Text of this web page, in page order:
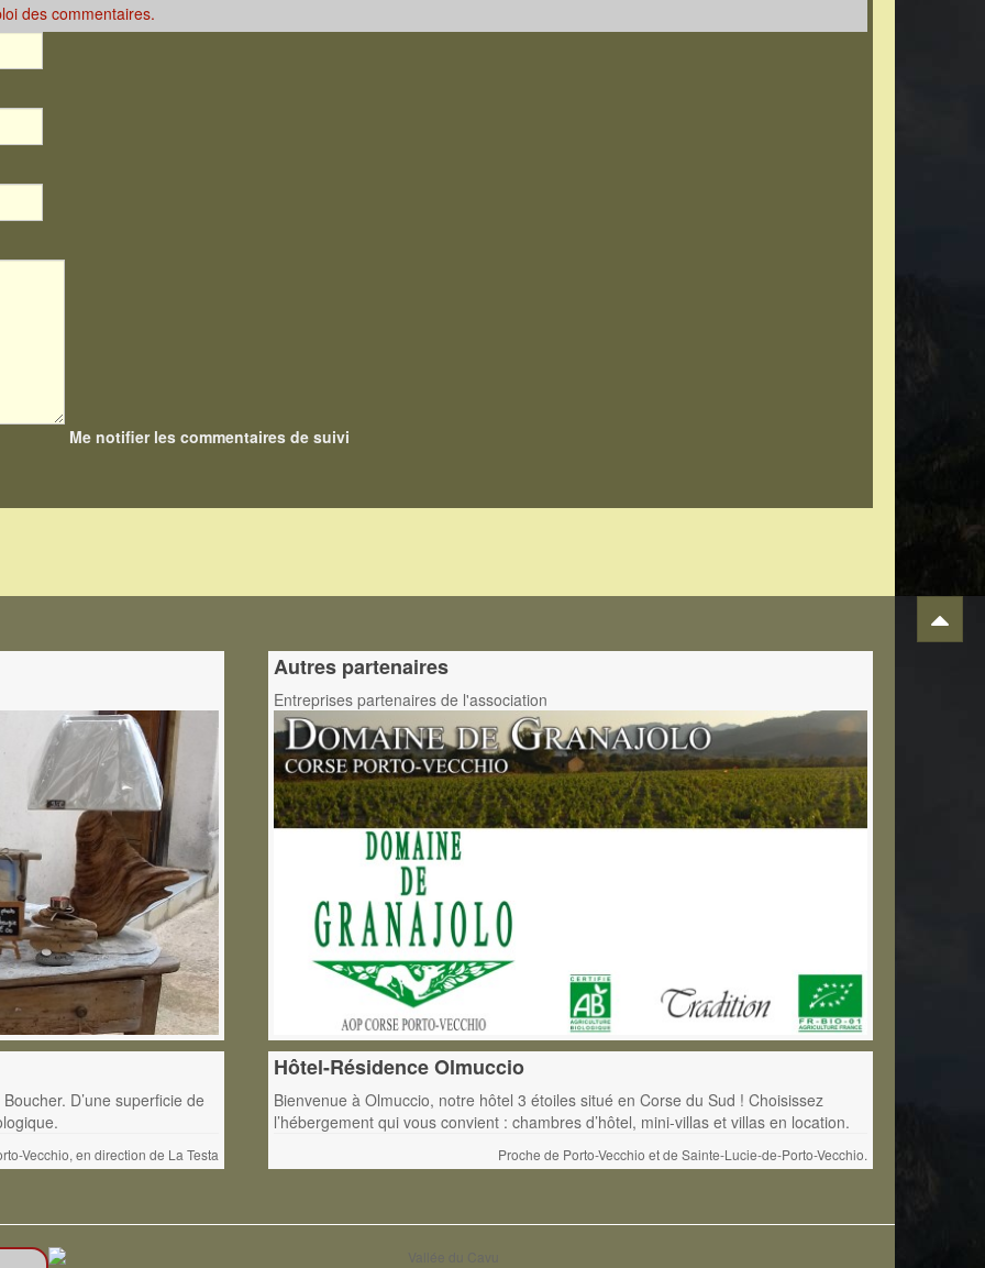
des commentaires.
Me notifier les commentaires de suivi
D’une superficie de
Vecchio, en direction de La Testa
Autres partenaires
Entreprises partenaires de l'association
Hôtel-Résidence Olmuccio
Bienvenue à Olmuccio, notre hôtel 3 étoiles situé en Corse du Sud ! Choisissez
l’hébergement qui vous convient : chambres d’hôtel, mini-villas et villas en location.
Proche de Porto-Vecchio et de Sainte-Lucie-de-Porto-Vecchio.